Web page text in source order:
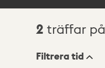
Sökresultat
2 träffar på
Filtrera tid